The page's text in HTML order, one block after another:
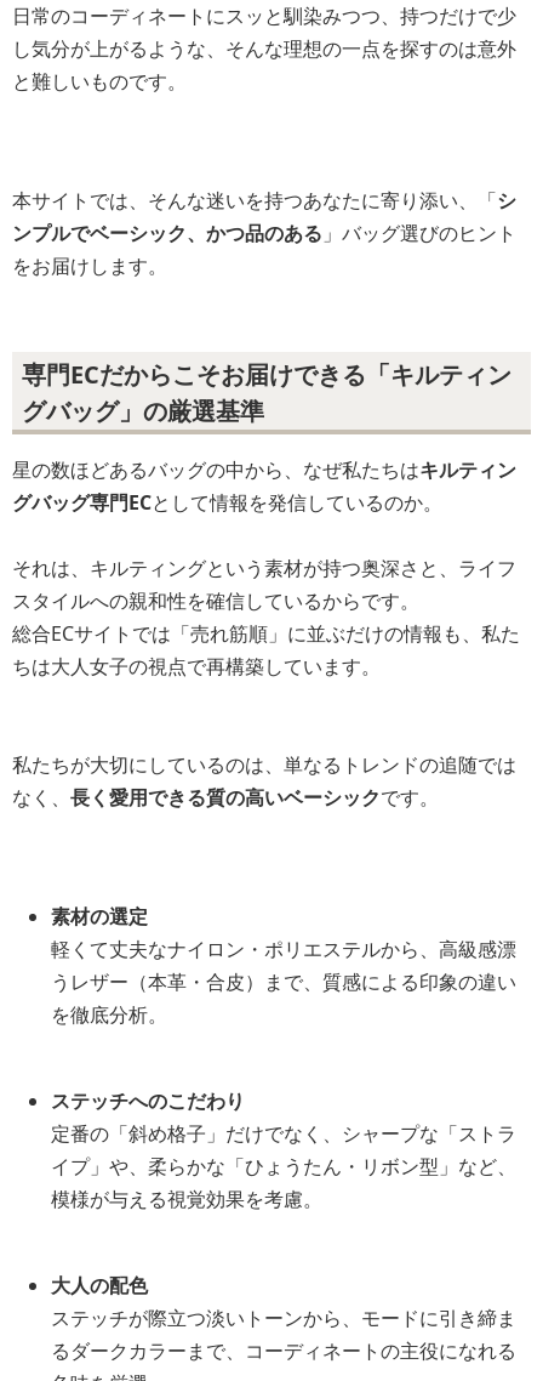
日常のコーディネートにスッと馴染みつつ、持つだけで少
し気分が上がるような、そんな理想の一点を探すのは意外
と難しいものです。
本サイトでは、そんな迷いを持つあなたに寄り添い、「シ
ンプルでベーシック、かつ品のある 」バッグ選びのヒント
をお届けします。
専門ECだからこそお届けできる「キルティン
グバッグ」の厳選基準
星の数ほどあるバッグの中から、なぜ私たちはキルティン
グバッグ専門ECとして情報を発信しているのか。
それは、キルティングという素材が持つ奥深さと、ライフ
スタイルへの親和性を確信しているからです。
総合ECサイトでは「売れ筋順」に並ぶだけの情報も、私た
ちは大人女子の視点で再構築しています。
私たちが大切にしているのは、単なるトレンドの追随では
なく、 長く愛用できる質の高いベーシックです。
素材の選定
軽くて丈夫なナイロン・ポリエステルから、高級感漂
うレザー（本革・合皮）まで、質感による印象の違い
を徹底分析。
ステッチへのこだわり
定番の「斜め格子」だけでなく、シャープな「ストラ
イプ」や、柔らかな「ひょうたん・リボン型」など、
模様が与える視覚効果を考慮。
大人の配色
ステッチが際立つ淡いトーンから、モードに引き締ま
るダークカラーまで、コーディネートの主役になれる